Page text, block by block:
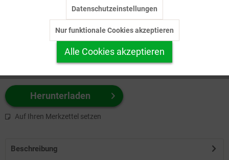
zuerst Ihr Produktformat aus.
z.B. Farbe-Grafik, Schwarz-Weiß-Grafik, mit/ohne Text ...
Herunterladen
Auf Ihren Merkzettel setzen
Beschreibung
Personalisierung Inaktiv
Service
Datenschutzeinstellungen
Nur funktionale Cookies akzeptieren
Alle Cookies akzeptieren